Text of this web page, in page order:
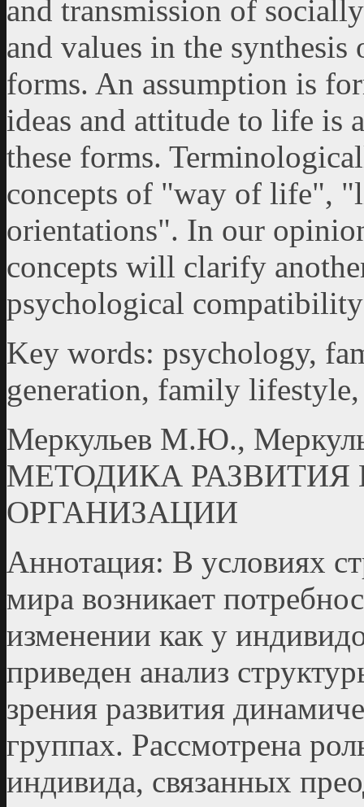
and transmission of
and values in the
forms. An assumption is
ideas and attitude to life is
these forms.
concepts of "way of life",
orientations". In our
concepts will clarify
psychological
Key words: psychology,
generation, family
Меркульев М.Ю.,
МЕТОДИКА
ОРГАНИЗАЦИИ
Аннотация: В условиях
мира возникает
изменении как у
приведен анализ
зрения развития
группах. Рассмотрена
индивида, связанных